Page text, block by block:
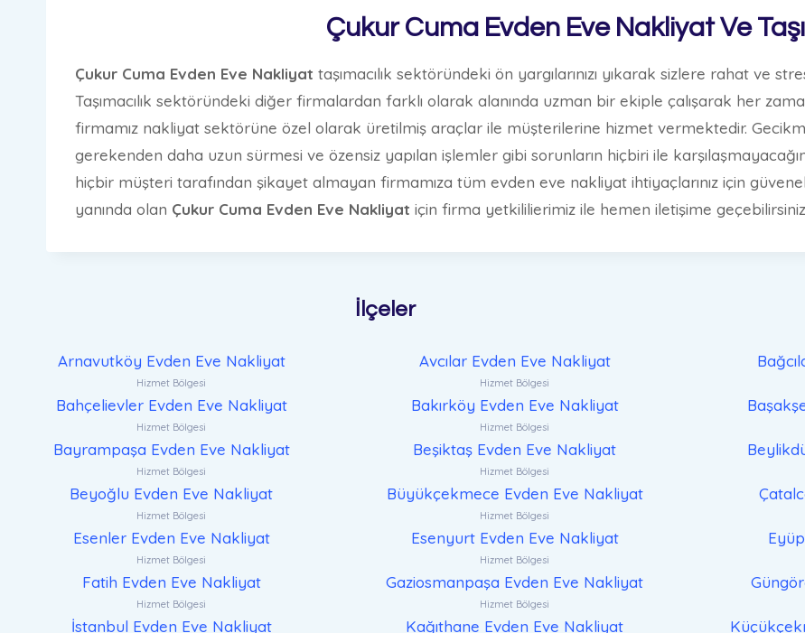
Çukur Cuma Evden Eve Nakliyat Ve
Çukur Cuma Evden Eve Nakliyat taşımacılık sektöründeki ön yargılarınızı yıkarak sizlere rahat ve
Taşımacılık sektöründeki diğer firmalardan farklı olarak alanında uzman bir ekiple çalışarak her
firmamız nakliyat sektörüne özel olarak üretilmiş araçlar ile müşterilerine hizmet vermektedir.
gerekenden daha uzun sürmesi ve özensiz yapılan işlemler gibi sorunların hiçbiri ile
hiçbir müşteri tarafından şikayet almayan firmamıza tüm evden eve nakliyat ihtiyaçlarınız için
yanında olan Çukur Cuma Evden Eve Nakliyat için firma yetkililierimiz ile hemen iletişime
İlçeler
Arnavutköy Evden Eve Nakliyat
Hizmet Bölgesi
Bahçelievler Evden Eve Nakliyat
Hizmet Bölgesi
Bayrampaşa Evden Eve Nakliyat
Hizmet Bölgesi
Beyoğlu Evden Eve Nakliyat
Hizmet Bölgesi
Esenler Evden Eve Nakliyat
Hizmet Bölgesi
Fatih Evden Eve Nakliyat
Hizmet Bölgesi
İstanbul Evden Eve Nakliyat
Avcılar Evden Eve Nakliyat
Hizmet Bölgesi
Bakırköy Evden Eve Nakliyat
Hizmet Bölgesi
Beşiktaş Evden Eve Nakliyat
Hizmet Bölgesi
Büyükçekmece Evden Eve Nakliyat
Hizmet Bölgesi
Esenyurt Evden Eve Nakliyat
Hizmet Bölgesi
Gaziosmanpaşa Evden Eve Nakliyat
Hizmet Bölgesi
Kağıthane Evden Eve Nakliyat